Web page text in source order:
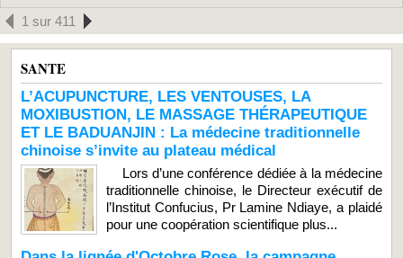
1 sur 411
SANTE
L’ACUPUNCTURE, LES VENTOUSES, LA
MOXIBUSTION, LE MASSAGE THÉRAPEUTIQUE
ET LE BADUANJIN : La médecine traditionnelle
chinoise s’invite au plateau médical
Lors d’une conférence dédiée à la médecine
traditionnelle chinoise, le Directeur exécutif de
l’Institut Confucius, Pr Lamine Ndiaye, a plaidé
pour une coopération scientifique plus...